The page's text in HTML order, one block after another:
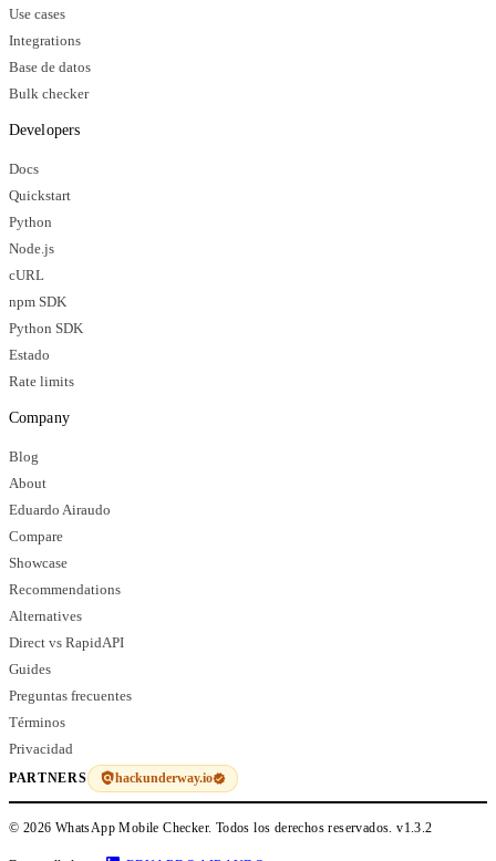
Use cases
Integrations
Base de datos
Bulk checker
Developers
Docs
Quickstart
Python
Node.js
cURL
npm SDK
Python SDK
Estado
Rate limits
Company
Blog
About
Eduardo Airaudo
Compare
Showcase
Recommendations
Alternatives
Direct vs RapidAPI
Guides
Preguntas frecuentes
Términos
Privacidad
PARTNERS hackunderway.io
© 2026 WhatsApp Mobile Checker. Todos los derechos reservados.v1.3.2